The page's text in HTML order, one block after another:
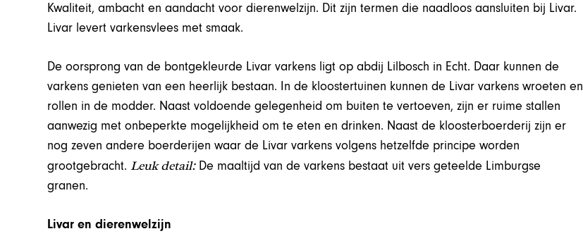
Kwaliteit, ambacht en aandacht voor dierenwelzijn. Dit zijn termen die naadloos aansluiten bij Livar.
Livar levert varkensvlees met smaak.
De oorsprong van de bontgekleurde Livar varkens ligt op abdij Lilbosch in Echt. Daar kunnen de
varkens genieten van een heerlijk bestaan. In de kloostertuinen kunnen de Livar varkens wroeten en
rollen in de modder. Naast voldoende gelegenheid om buiten te vertoeven, zijn er ruime stallen
aanwezig met onbeperkte mogelijkheid om te eten en drinken. Naast de kloosterboerderij zijn er
nog zeven andere boerderijen waar de Livar varkens volgens hetzelfde principe worden
grootgebracht.Leuk detail:De maaltijd van de varkens bestaat uit vers geteelde Limburgse
granen.
Livar en dierenwelzijn